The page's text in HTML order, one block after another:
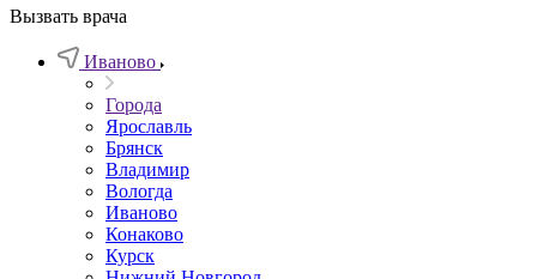
Вызвать врача
Иваново
Города
Ярославль
Брянск
Владимир
Вологда
Иваново
Конаково
Курск